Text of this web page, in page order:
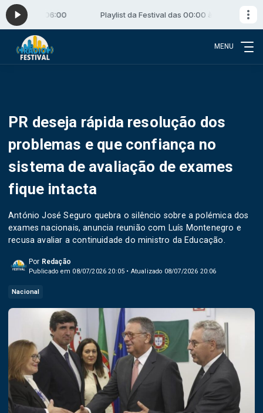
às 06:00 Playlist da Festival das 00:00 às 06:00
MENU
PR deseja rápida resolução dos
problemas e que confiança no
sistema de avaliação de exames
fique intacta
António José Seguro quebra o silêncio sobre a polémica dos
exames nacionais, anuncia reunião com Luís Montenegro e
recusa avaliar a continuidade do ministro da Educação.
Por Redação
Publicado em 08/07/2026 20:05 • Atualizado 08/07/2026 20:06
Nacional